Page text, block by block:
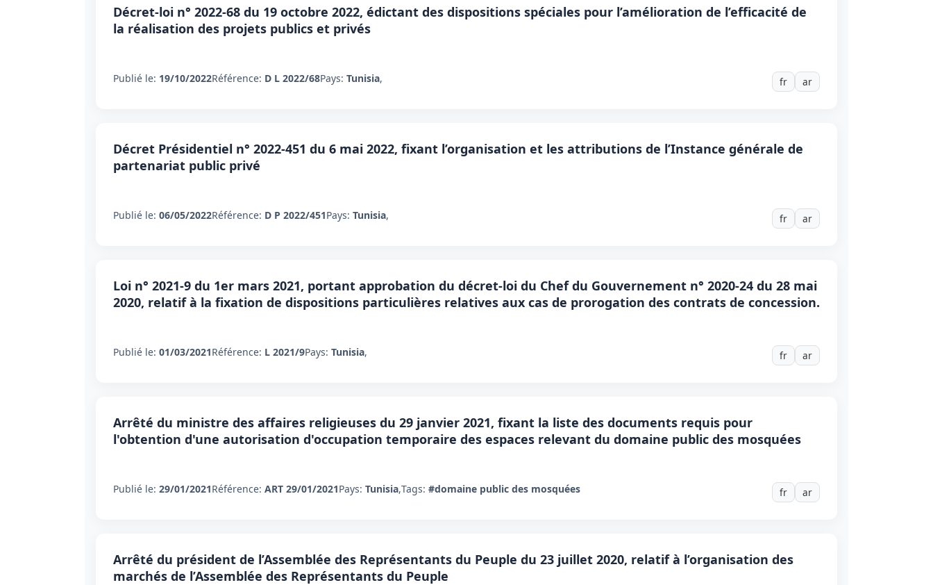
Décret-loi n° 2022-68 du 19 octobre 2022, édictant des dispositions spéciales pour l’amélioration de l’efficacité de
la réalisation des projets publics et privés
Publié le: 19/10/2022Référence: D L 2022/68Pays: Tunisia, fr ar
Décret Présidentiel n° 2022-451 du 6 mai 2022, fixant l’organisation et les attributions de l’Instance générale de
partenariat public privé
Publié le: 06/05/2022Référence: D P 2022/451Pays: Tunisia, fr ar
Loi n° 2021-9 du 1er mars 2021, portant approbation du décret-loi du Chef du Gouvernement n° 2020-24 du 28 mai
2020, relatif à la fixation de dispositions particulières relatives aux cas de prorogation des contrats de concession.
Publié le: 01/03/2021Référence: L 2021/9Pays: Tunisia, fr ar
Arrêté du ministre des affaires religieuses du 29 janvier 2021, fixant la liste des documents requis pour
l'obtention d'une autorisation d'occupation temporaire des espaces relevant du domaine public des mosquées
Publié le: 29/01/2021Référence: ART 29/01/2021Pays: Tunisia,Tags: #domaine public des mosquées fr ar
Arrêté du président de l’Assemblée des Représentants du Peuple du 23 juillet 2020, relatif à l’organisation des
marchés de l’Assemblée des Représentants du Peuple